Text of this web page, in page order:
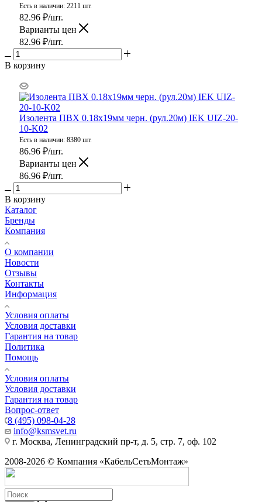
Есть в наличии: 2211 шт.
82.96 ₽/шт.
Варианты цен
82.96 ₽/шт.
В корзину
Изолента ПВХ 0.18х19мм черн. (рул.20м) IEK UIZ-20-
10-K02
Есть в наличии: 8380 шт.
86.96 ₽/шт.
Варианты цен
86.96 ₽/шт.
В корзину
Каталог
Бренды
Компания
О компании
Новости
Отзывы
Контакты
Информация
Условия оплаты
Условия доставки
Гарантия на товар
Политика
Помощь
Условия оплаты
Условия доставки
Гарантия на товар
Вопрос-ответ
8 (495) 098-04-28
info@ksmsvet.ru
г. Москва, Ленинградский пр-т, д. 5, стр. 7, оф. 102
2008-2026 © Компания «КабельСетьМонтаж»